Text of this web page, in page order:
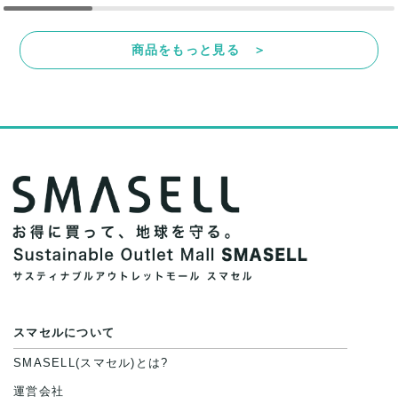
商品をもっと見る ＞
スマセルについて
SMASELL(スマセル)とは?
運営会社